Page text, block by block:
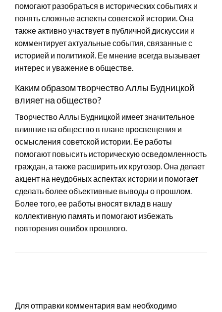
помогают разобраться в исторических событиях и
понять сложные аспекты советской истории. Она
также активно участвует в публичной дискуссии и
комментирует актуальные события, связанные с
историей и политикой. Ее мнение всегда вызывает
интерес и уважение в обществе.
Каким образом творчество Аллы Будницкой
влияет на общество?
Творчество Аллы Будницкой имеет значительное
влияние на общество в плане просвещения и
осмысления советской истории. Ее работы
помогают повысить историческую осведомленность
граждан, а также расширить их кругозор. Она делает
акцент на неудобных аспектах истории и помогает
сделать более объективные выводы о прошлом.
Более того, ее работы вносят вклад в нашу
коллективную память и помогают избежать
повторения ошибок прошлого.
Для отправки комментария вам необходимо